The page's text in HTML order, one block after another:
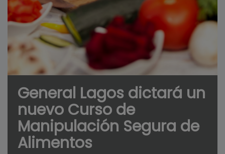
General Lagos dictará un
nuevo Curso de
Manipulación Segura de
Alimentos